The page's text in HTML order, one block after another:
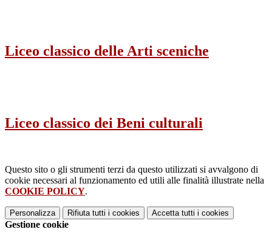
Liceo classico delle Arti sceniche
Liceo classico dei Beni culturali
Questo sito o gli strumenti terzi da questo utilizzati si avvalgono di
cookie necessari al funzionamento ed utili alle finalità illustrate nella
COOKIE POLICY.
Personalizza Rifiuta tutti i cookies Accetta tutti i cookies
Gestione cookie